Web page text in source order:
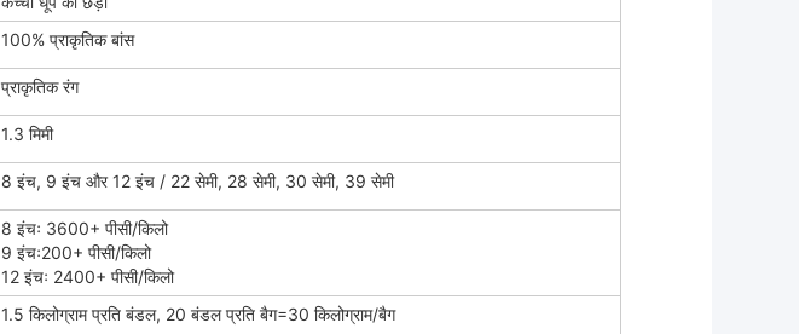
100% प्राकृतिक बांस
प्राकृतिक रंग
1.3 मिमी
8 इंच, 9 इंच और 12 इंच / 22 सेमी, 28 सेमी, 30 सेमी, 39 सेमी
8 इंचः 3600+ पीसी/किलो
9 इंचः200+ पीसी/किलो
12 इंचः 2400+ पीसी/किलो
1.5 किलोग्राम प्रति बंडल, 20 बंडल प्रति बैग=30 किलोग्राम/बैग